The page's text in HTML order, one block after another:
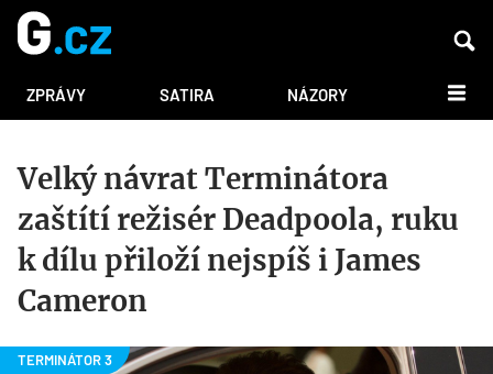
ZPRÁVY SATIRA NÁZORY DALŠÍ
Velký návrat Terminátora
zaštítí režisér Deadpoola, ruku
k dílu přiloží nejspíš i James
Cameron